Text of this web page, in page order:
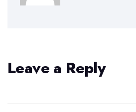
Leave a Reply